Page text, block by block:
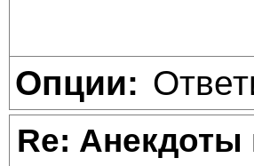
Опции:
Re: Анекдоты